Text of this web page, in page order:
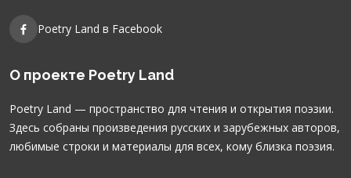
Poetry Land в Facebook
О проекте Poetry Land
Poetry Land — пространство для чтения и открытия поэзии.
Здесь собраны произведения русских и зарубежных авторов,
любимые строки и материалы для всех, кому близка поэзия.